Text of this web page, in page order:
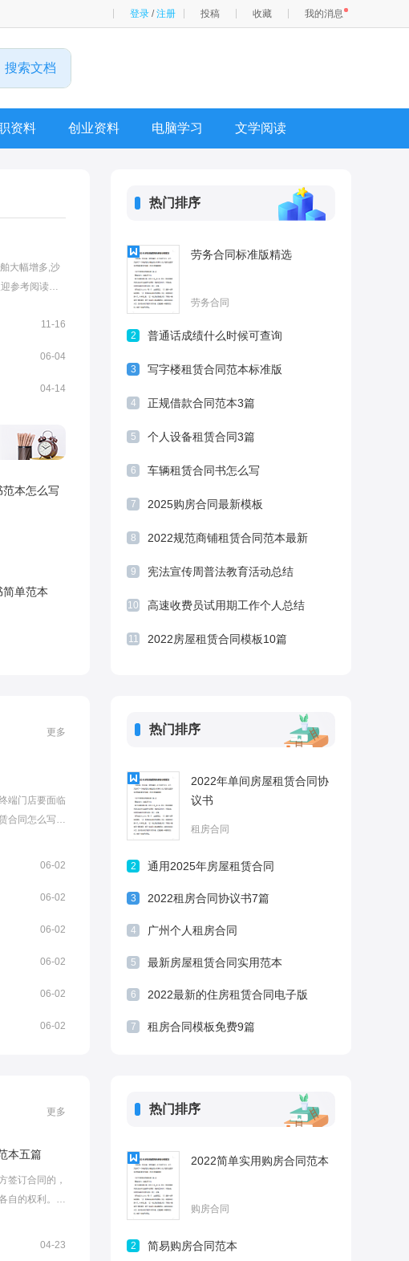
登录 /注册 投稿 收藏 我的消息
资料 创业资料 电脑学习 文学阅读
运输合同模板
大幅增多,沙
参考阅读。
11-16
06-04
04-14
本怎么写
单范本
热门排序
劳务合同标准版精选
劳务合同
2 普通话成绩什么时候可查询
3 写字楼租赁合同范本标准版
4 正规借款合同范本3篇
5 个人设备租赁合同3篇
6 车辆租赁合同书怎么写
7 2025购房合同最新模板
8 2022规范商铺租赁合同范本最新
9 宪法宣传周普法教育活动总结
10 高速收费员试用期工作个人总结
11 2022房屋租赁合同模板10篇
更多
端门店要面临
合同怎么写呢?
读。餐饮租房
(一)对...
06-02
06-02
06-02
06-02
06-02
06-02
热门排序
2022年单间房屋租赁合同协
议书
租房合同
2 通用2025年房屋租赁合同
3 2022租房合同协议书7篇
4 广州个人租房合同
5 最新房屋租赁合同实用范本
6 2022最新的住房租赁合同电子版
7 租房合同模板免费9篇
更多
本五篇
签订合同的，
自的权利。以
“租房”的相关文
04-23
热门排序
2022简单实用购房合同范本
购房合同
2 简易购房合同范本